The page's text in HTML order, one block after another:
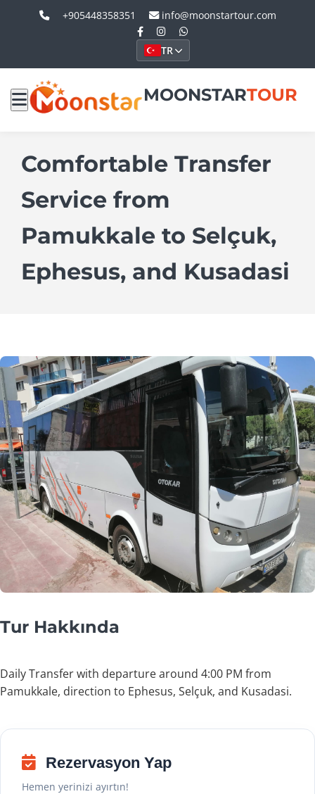
+905448358351 info@moonstartour.com
TR
MOONSTARTOUR
Comfortable Transfer
Service from
Pamukkale to Selçuk,
Ephesus, and Kusadasi
Tur Hakkında
Daily Transfer with departure around 4:00 PM from
Pamukkale, direction to Ephesus, Selçuk, and Kusadasi.
Rezervasyon Yap
Hemen yerinizi ayırtın!